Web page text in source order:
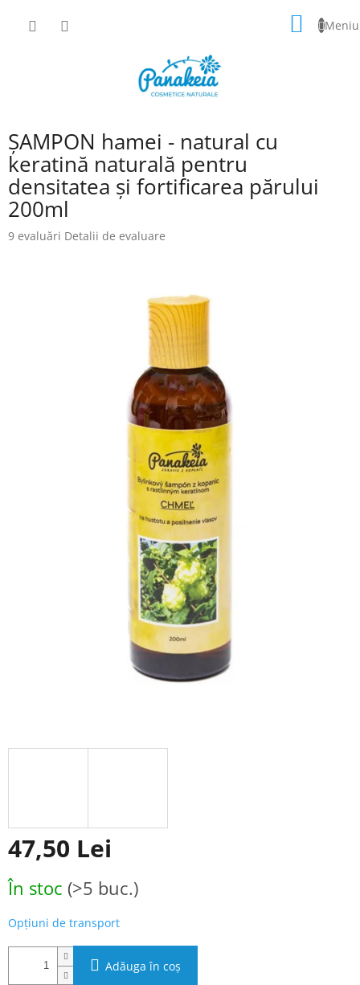
COŞ
ȘAMPON hamei - natural cu
keratină naturală pentru
densitatea și fortificarea părului
200ml
Evaluarea
9 evaluări Detalii de evaluare
47,50 Lei
Evaluare
preţ:
În stoc (>5 buc.)
Opțiuni de transport
Adăuga în coş